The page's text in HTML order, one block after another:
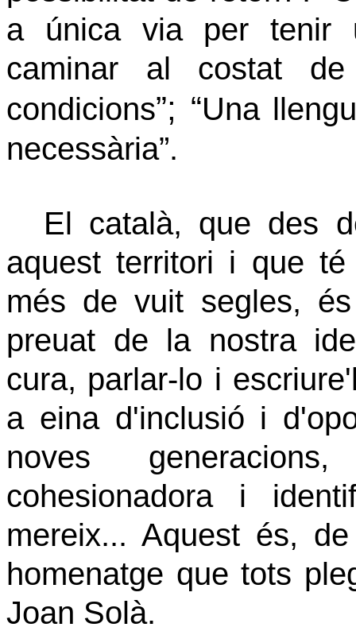
a única via per tenir
caminar al costat
condicions”; “Una
necessària”.
El català, que des
aquest territori i que
més de vuit segles,
preuat de la nostra
cura, parlar-lo i
a eina d'inclusió i
noves
cohesionadora i
mereix... Aquest és,
homenatge que tots
Joan Solà.